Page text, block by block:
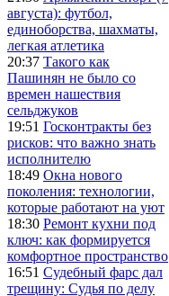
августа): футбол,
единоборства, шахматы,
легкая атлетика
20:37 Такого как
Пашинян не было со
времен нашествия
сельджуков
19:51 Госконтракты без
рисков: что важно знать
исполнителю
18:49 Окна нового
поколения: технологии,
которые работают на уют
18:30 Ремонт кухни под
ключ: как формируется
комфортное пространство
16:51 Судебный фарс дал
трещину: Судья по делу